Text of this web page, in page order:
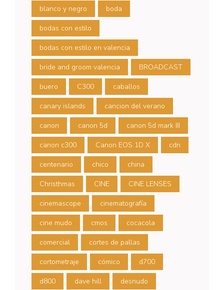
blanco y negro boda
bodas con estilo
bodas con estilo en valencia
bride and groom valencia BROADCAST
buero C300 caballos
canary islands cancion del verano
canon canon 5d canon 5d mark III
canon c300 Canon EOS 1D X cdn
centenario chico china
Christhmas CINE CINE LENSES
cinemascope cinematografía
cine mudo cmos cocacola
comercial cortes de pallas
cortometraje cómico d700
d800 dave hill desnudo